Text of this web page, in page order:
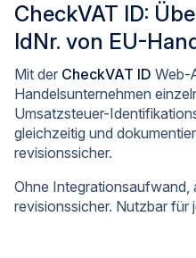
CheckVAT ID:
IdNr. von EU-
Mit der CheckVAT ID Web-
Handelsunternehmen
Umsatzsteuer-
gleichzeitig und
revisionssicher.
Ohne Integrationsaufwand,
revisionssicher. Nutzbar für